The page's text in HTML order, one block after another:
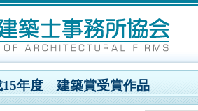
15年度 建築賞受賞作品